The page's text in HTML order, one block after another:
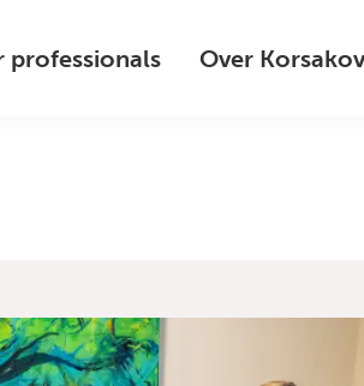
professionals Over Korsakov